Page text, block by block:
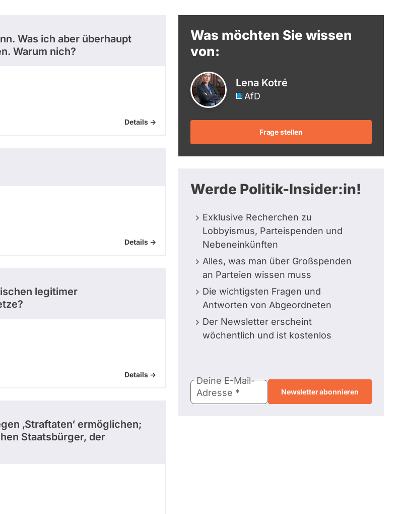
Was ich aber überhaupt
Warum nich?
Details ->
Details ->
legitimer
Details ->
‚Straftaten‘ ermöglichen;
Staatsbürger, der
Was möchten Sie wissen
von:
Lena Kotré
AfD
Frage stellen
Werde Politik-Insider:in!
Exklusive Recherchen zu
Lobbyismus, Parteispenden und
Nebeneinkünften
Alles, was man über Großspenden
an Parteien wissen muss
Die wichtigsten Fragen und
Antworten von Abgeordneten
Der Newsletter erscheint
wöchentlich und ist kostenlos
Mail-
Adresse
Deine E-Mail-
Adresse